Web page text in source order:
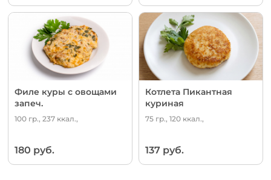
Филе куры с овощами
запеч.
100 гр., 237 ккал.,
180 руб.
Котлета Пикантная
куриная
75 гр., 120 ккал.,
137 руб.